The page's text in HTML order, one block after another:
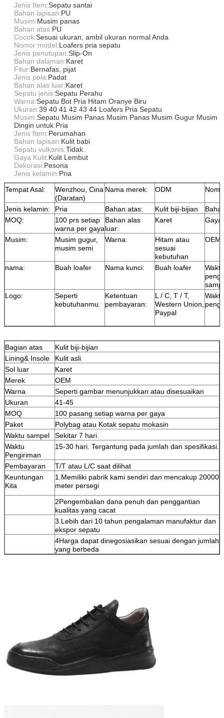
Jenis Item:Sepatu santai
Bahan lapisan:PU
Musim:Musim panas
Bahan atas:PU
Cocok:Sesuai ukuran, ambil ukuran normal Anda
Nomor model:Loafers pria sepatu
Jenis penutupan:Slip-On
Bahan dalaman:Karet
Fitur:Bernafas, pijat
Jenis pola:Padat
Bahan alas luar:Karet
Sepatu jenis:Sepatu Perahu
Warna:Sepatu Bot Pria Hitam Oranye Biru
Ukuran:39 40 41 42 43 44 Loafers Pria Sepatu
Musim:Sepatu Musim Panas Musim Panas Musim Gugur Musim
Dingin untuk Pria
Jenis Item:Perumahan
Bahan lapisan:Kulit babi
Sepatu vulkanis:Tidak.
Gaya Kulit:Kulit Lembut
Dekorasi:Pesona
Jenis kelamin:Pria
Tempat Asal:
Wenzhou, Cina
(Daratan)
Nama merek: ODM
Jenis kelamin: Pria Bahan atas: Kulit biji-bijian
MOQ:
100 prs setiap
warna per gaya
Bahan alas
luar:
Karet Gaya:
Musim:
Musim gugur,
musim semi
Warna:
Hitam atau
sesuai
kebutuhan
OEM:
nama: Buah loafer Nama kunci: Buah loafer
Waktu
Logo:
Seperti
kebutuhanmu.
Ketentuan
pembayaran:
L / C, T / T,
Western Union,
Paypal
Waktu
Bagian atas
Kulit biji-bijian
Lining& Insole
Kulit asli
Sol luar
Karet
Merek
OEM
Warna
Seperti gambar menunjukkan atau disesuaikan
Ukuran
41-45
MOQ
100 pasang setiap warna per gaya
Paket
Polybag atau Kotak sepatu mokasin
Waktu sampel
Sekitar 7 hari.
Waktu
Pengiriman
15-30 hari. Tergantung pada jumlah dan spesifikasi.
Pembayaran
T/T atau L/C saat dilihat
Keuntungan
Kita
1.Memiliki pabrik kami sendiri dan mencakup 20000
meter persegi
2Pengembalian dana penuh dan penggantian
kualitas yang cacat
3.Lebih dari 10 tahun pengalaman manufaktur dan
ekspor sepatu
4Harga dapat dinegosiasikan sesuai dengan jumlah
yang berbeda